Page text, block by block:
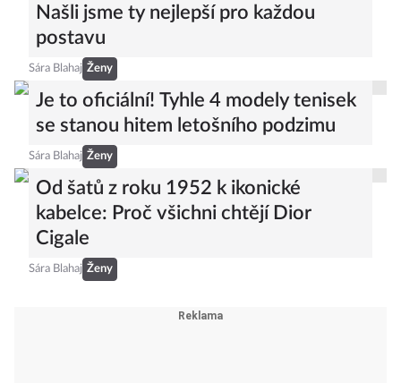
Našli jsme ty nejlepší pro každou
postavu
Sára Blahaj Ženy
Je to oficiální! Tyhle 4 modely tenisek
se stanou hitem letošního podzimu
Sára Blahaj Ženy
Od šatů z roku 1952 k ikonické
kabelce: Proč všichni chtějí Dior
Cigale
Sára Blahaj Ženy